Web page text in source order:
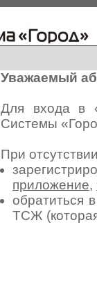
Уважаемый
Для входа в
Системы
При
приложение,
обратиться
ТСЖ